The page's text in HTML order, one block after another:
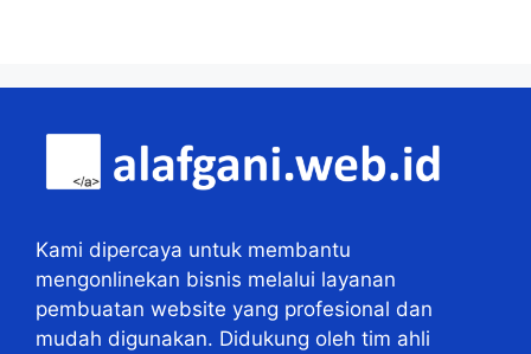
Kami dipercaya untuk membantu
mengonlinekan bisnis melalui layanan
pembuatan website yang profesional dan
mudah digunakan. Didukung oleh tim ahli